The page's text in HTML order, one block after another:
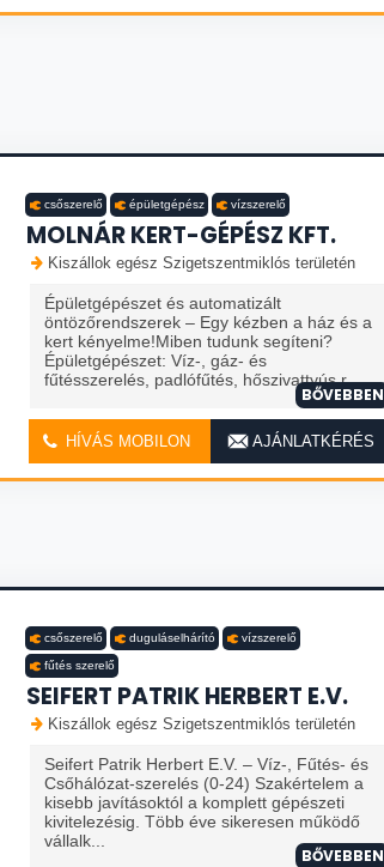
csőszerelő épületgépész vízszerelő
MOLNÁR KERT-GÉPÉSZ KFT.
Kiszállok egész Szigetszentmiklós területén
Épületgépészet és automatizált
öntözőrendszerek – Egy kézben a ház és a
kert kényelme!Miben tudunk segíteni?
Épületgépészet: Víz-, gáz- és
fűtésszerelés, padlófűtés, hőszivattyús r...
BŐVEBBEN
HÍVÁS MOBILON AJÁNLATKÉRÉS
csőszerelő duguláselhárító vízszerelő
fűtés szerelő
SEIFERT PATRIK HERBERT E.V.
Kiszállok egész Szigetszentmiklós területén
Seifert Patrik Herbert E.V. – Víz-, Fűtés- és
Csőhálózat-szerelés (0-24) Szakértelem a
kisebb javításoktól a komplett gépészeti
kivitelezésig. Több éve sikeresen működő
vállalk...
BŐVEBBEN